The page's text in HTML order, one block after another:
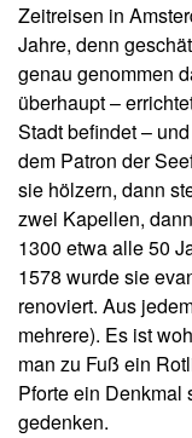
Zeitreisen in
Jahre, denn
genau genommen
überhaupt –
Stadt befindet –
dem Patron der
sie hölzern, dann
zwei Kapellen,
1300 etwa alle 50
1578 wurde sie
renoviert. Aus
mehrere). Es ist
man zu Fuß ein
Pforte ein Denkmal
gedenken.